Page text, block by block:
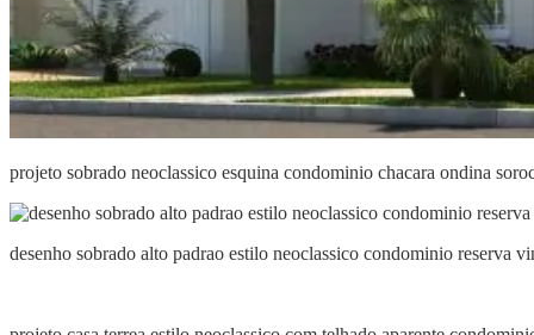
projeto sobrado neoclassico esquina condominio chacara ondina
desenho sobrado alto padrao estilo neoclassico condominio reserva